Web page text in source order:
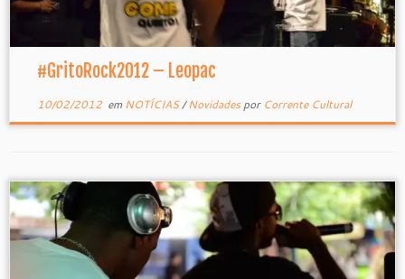
#GritoRock2012 – Leopac
10/02/2012em NOTÍCIAS/Novidades por Corrente Cultural